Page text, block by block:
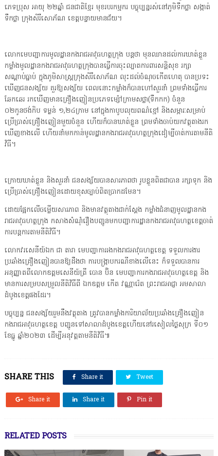
ភេទប្រុស អាយុ ២២ឆ្នាំ ជនជាតិខ្មែរ មុខរបរកម្មករ បច្ចុប្បន្នរស់នៅភូមិទឹកថ្លា សង្កាត់
ទឹកថ្លា ក្រុងសិរីសោភ័ណ ខេត្តបន្ទាយមានជ័យ។
លោកមេបញ្ជាការមូលដ្ឋានកងរាជអាវុធហត្ថក្រុង បន្តថា មុនឈានដល់ការឃាត់ខ្លួន
កម្លាំងមូលដ្ឋានកងរាជអាវុធហត្ថក្រុងបានធ្វើការចុះល្បាតការពារសន្តិសុខ រក្សា
សណ្តាប់ធ្នាប់ ក្នុងភូមិសាស្ត្រក្រុងសិរីសោភ័ណ លុះដល់ចំណុចកេីតហេតុ បានប្រទះ
ឃើញជនសង្ស័យ គួរឱ្យសង្ស័យ ពេលនោះកម្លាំងក៏បានហៅសួរនាំ ព្រមទាំងធ្វើការ
ឆែកឆេរ រកឃើញមានគ្រឿងញៀនប្រភេទម្ស៉ៅក្រាមសថ្លា(ទឹកកក) ចំនួន
០២កូនថង់កិប ទម្ងន់ ១,២៤ក្រាម នៅក្នុងកាបូបលុយពណ៌ខ្មៅ និងសម្ភារៈសម្រាប់
ប្រើប្រាស់គ្រឿងញៀនមួយចំនួន ហើយក៏បានឃាត់ខ្លួន ព្រមទាំងចាប់យកវត្ថុតាងរក
ឃើញខាងលើ ហើយនាំមកកាន់មូលដ្ឋានកងរាជអាវុធហត្ថក្រុងដៀម្បីចាត់ការតាមនីតិ
វិធី។
ក្រោយឃាត់ខ្លួន និងសួរនាំ ជនសង្ស័យបានសារភាពថា រូបខ្លួនពិតជាបាន រក្សាទុក និង
ប្រើប្រាស់គ្រឿងញៀនដោយខុសច្បាប់ពិតប្រាកដមែន។
ដោយផ្អែកលេីចម្លេីយសារភាព និងមានវត្ថុតាងជាក់ស្តែង កម្លាំងជំនាញមូលដ្ឋានកង
រាជអាវុធហត្ថក្រុង កសាងសំណុំរឿងបញ្ជូនមកបញ្ជាការដ្ឋានកងរាជអាវុធហត្ថខេត្តចាត់
ការបន្តការតាមនីតិវិធី។
លោកវរសេនីយ៍ឯក ជា តារា មេបញ្ជាការរងកងរាជអាវុធហត្ថខេត្ត ទទួលការងារ
ប្រឆាំងគ្រឿងញៀនបានឱ្យដឹងថា ការបង្ក្រាបករណីខាងលើនេះ ក៏ទទួលបានការ
អនុញ្ញាតពីលោកឧត្តមសេនីយ៍ត្រី បោន ប៊ិន មេបញ្ជាការកងរាជអាវុធហត្ថខេត្ត និង
មានការសម្របសម្រួលនីតិវិធីពី ឯកឧត្តម កើត វណ្ណារ៉េត ព្រះរាជអាជ្ញា អមសាលា
ដំបូងខេត្តផងដែរ។
បច្ចុប្បន្ន ជនសង្ស័យរួមនឹងវត្ថុតាង ត្រូវបានកម្លាំងការិយាល័យប្រឆាំងគ្រឿងញៀន
កងរាជអាវុធហត្ថខេត្ត បញ្ជូនទៅសាលាដំបូងខេត្តហើយនៅរសៀលថ្ងៃសុក្រ ទី០១
ខែធ្នូ ឆ្នាំ២០២៣ ដើម្បីអនុវត្តតាមនីតិវិធី៕
SHARE THIS Share it Tweet
Share it Share it Pin it
RELATED POSTS